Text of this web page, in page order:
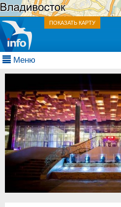
ПОКАЗАТЬ КАРТУ
Меню